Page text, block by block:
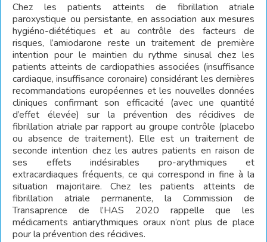
Chez les patients atteints de fibrillation atriale
paroxystique ou persistante, en association aux mesures
hygiéno-diététiques et au contrôle des facteurs de
risques, l’amiodarone reste un traitement de première
intention pour le maintien du rythme sinusal chez les
patients atteints de cardiopathies associées (insuffisance
cardiaque, insuffisance coronaire) considérant les dernières
recommandations européennes et les nouvelles données
cliniques confirmant son efficacité (avec une quantité
d’effet élevée) sur la prévention des récidives de
fibrillation atriale par rapport au groupe contrôle (placebo
ou absence de traitement). Elle est un traitement de
seconde intention chez les autres patients en raison de
ses effets indésirables pro-arythmiques et
extracardiaques fréquents, ce qui correspond in fine à la
situation majoritaire. Chez les patients atteints de
fibrillation atriale permanente, la Commission de
Transaprence de l’HAS 2020 rappelle que les
médicaments antiarythmiques oraux n’ont plus de place
pour la prévention des récidives.